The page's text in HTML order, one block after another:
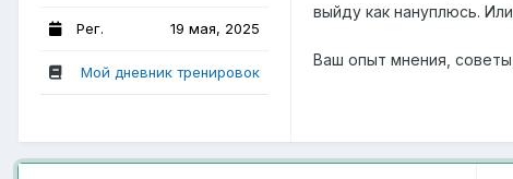
Рег. 19 мая, 2025
Мой дневник тренировок
выйду как нануплюсь.
Ваш опыт мнения,